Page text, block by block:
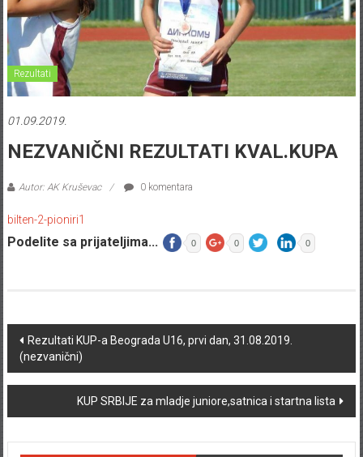
Rezultati
01.09.2019.
NEZVANIČNI REZULTATI KVAL.KUPA
Autor: AK Kruševac 0 komentara
bilten-2-pioniri1
Podelite sa prijateljima... 0 0 0
Post navigation
Rezultati KUP-a Beograda U16, prvi dan, 31.08.2019.
(nezvanični)
KUP SRBIJE za mladje juniore,satnica i startna lista